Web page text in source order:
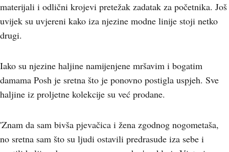
materijali i odlični krojevi pretežak zadatak za početnika. Još
uvijek su uvjereni kako iza njezine modne linije stoji netko
drugi.
Iako su njezine haljine namijenjene mršavim i bogatim
damama Posh je sretna što je ponovno postigla uspjeh. Sve
haljine iz proljetne kolekcije su već prodane.
'Znam da sam bivša pjevačica i žena zgodnog nogometaša,
no sretna sam što su ljudi ostavili predrasude iza sebe i